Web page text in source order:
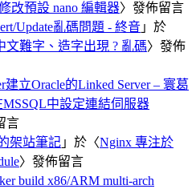
改預設 nano 編輯器〉發佈留言
Update亂碼問題 - 終音 」於
文難字、造字出現 ? 亂碼〉發佈
建立Oracle的Linked Server – 寰葛
MSSQL中設定連結伺服器
言
架站筆記 」於〈Nginx 專注於
〉發佈留言
build x86/ARM multi-arch